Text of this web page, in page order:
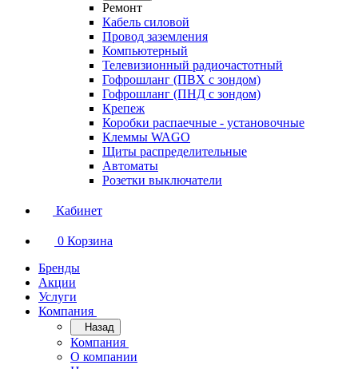
Ремонт
Кабель силовой
Провод заземления
Компьютерный
Телевизионный радиочастотный
Гофрошланг (ПВХ с зондом)
Гофрошланг (ПНД с зондом)
Крепеж
Коробки распаечные - установочные
Клеммы WAGO
Щиты распределительные
Автоматы
Розетки выключатели
Кабинет
0 Корзина
Бренды
Акции
Услуги
Компания
Назад
Компания
О компании